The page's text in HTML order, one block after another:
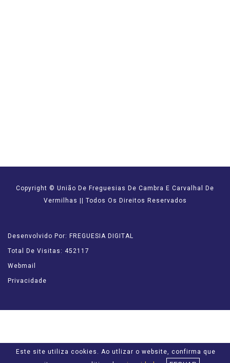
Copyright © União De Freguesias De Cambra E Carvalhal De
Vermilhas || Todos Os Direitos Reservados
Desenvolvido Por: FREGUESIA DIGITAL
Total De Visitas: 452117
Webmail
Privacidade
Este site utiliza cookies. Ao utlizar o website, confirma que